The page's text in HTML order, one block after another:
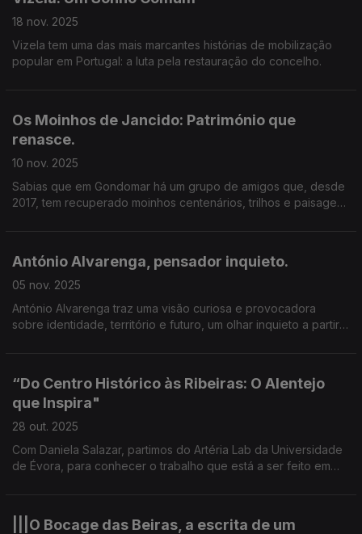
18 nov. 2025
Vizela tem uma das mais marcantes histórias de mobilização
popular em Portugal: a luta pela restauração do concelho.
Os Moinhos de Jancido: Património que
renasce.
10 nov. 2025
Sabias que em Gondomar há um grupo de amigos que, desde
2017, tem recuperado moinhos centenários, trilhos e paisagens
António Alvarenga, pensador inquieto.
05 nov. 2025
António Alvarenga traz uma visão curiosa e provocadora
sobre identidade, território e futuro, um olhar inquieto a partir
“Do Centro Histórico às Ribeiras: O Alentejo
que Inspira"
28 out. 2025
Com Daniela Salazar, partimos do Artéria Lab da Universidade
de Évora, para conhecer o trabalho que está a ser feito em
|||O Bocage das Beiras, a escrita de um